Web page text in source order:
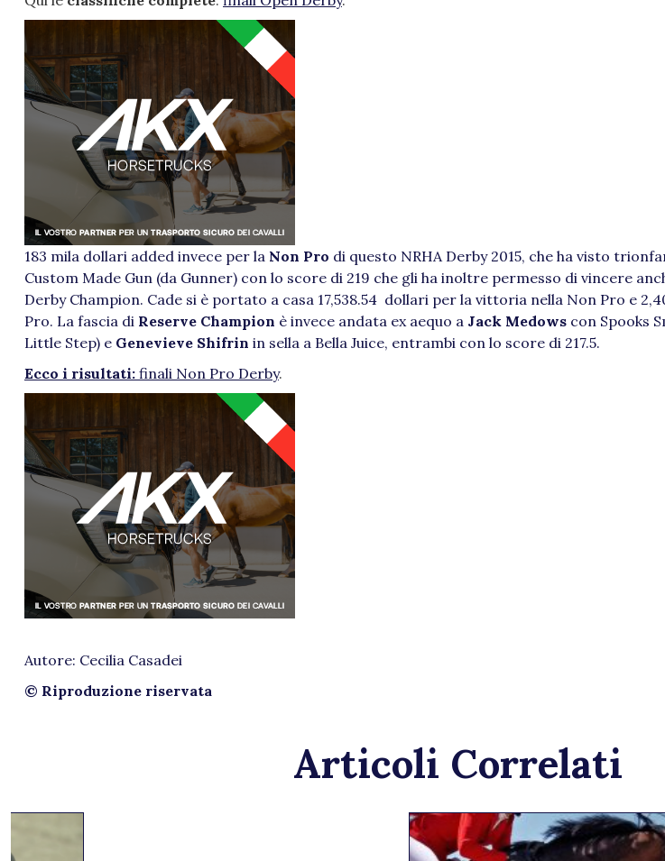
183 mila dollari added invece per la Non Pro di questo NRHA Derby 2015, che ha visto
Custom Made Gun (da Gunner) con lo score di 219 che gli ha inoltre permesso di vincere
Derby Champion. Cade si è portato a casa 17,538.54 dollari per la vittoria nella Non Pro e
Pro. La fascia di Reserve Champion è invece andata ex aequo a Jack Medows con Spooks
Little Step) e Genevieve Shifrin in sella a Bella Juice, entrambi con lo score di 217.5.
Ecco i risultati: finali Non Pro Derby.
Autore: Cecilia Casadei
© Riproduzione riservata
Articoli Correlati